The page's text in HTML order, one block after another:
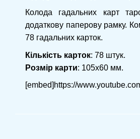
Колода гадальних карт
додаткову паперову рамку.
78 гадальних карток.
Кількість карток: 78 штук.
Розмір карти: 105х60 мм.
[embed]https://